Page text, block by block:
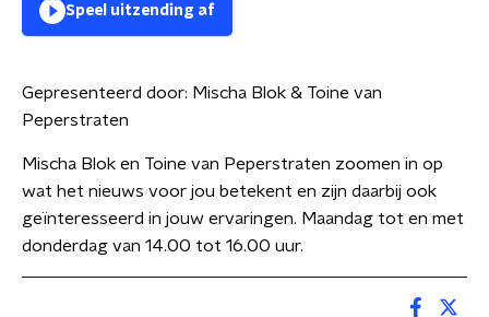
Speel uitzending af
Gepresenteerd door: Mischa Blok & Toine van
Peperstraten
Mischa Blok en Toine van Peperstraten zoomen in op
wat het nieuws voor jou betekent en zijn daarbij ook
geïnteresseerd in jouw ervaringen. Maandag tot en met
donderdag van 14.00 tot 16.00 uur.